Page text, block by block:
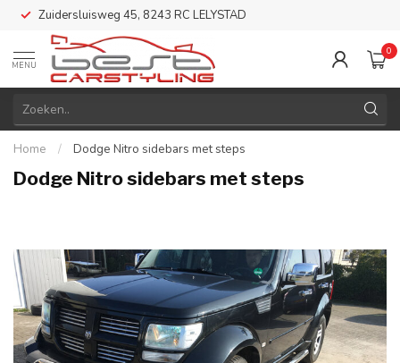
Zuidersluisweg 45, 8243 RC LELYSTAD
MENU
0
Home / Dodge Nitro sidebars met steps
Dodge Nitro sidebars met steps